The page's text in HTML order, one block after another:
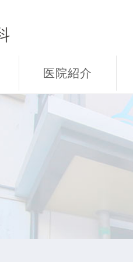
医院紹介